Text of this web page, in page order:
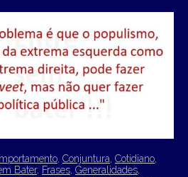
Conjuntura Cotidiano
Bater, Frases Generalidades